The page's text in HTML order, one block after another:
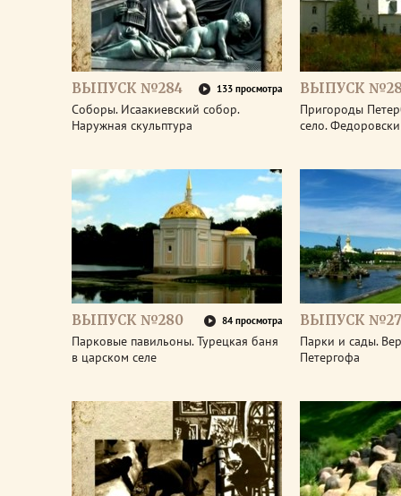
ВЫПУСК №284 133 просмотра
Соборы. Исаакиевский собор.
Наружная скульптура
ВЫПУСК
Пригороды
село.
ВЫПУСК №280 84 просмотра
Парковые павильоны. Турецкая баня
в царском селе
ВЫПУСК
Парки и сады.
Петергофа